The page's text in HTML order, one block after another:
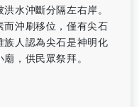
水沖斷分隔左右岸。
而沖刷移位，僅有尖石
族人認為尖石是神明化
，供民眾祭拜。